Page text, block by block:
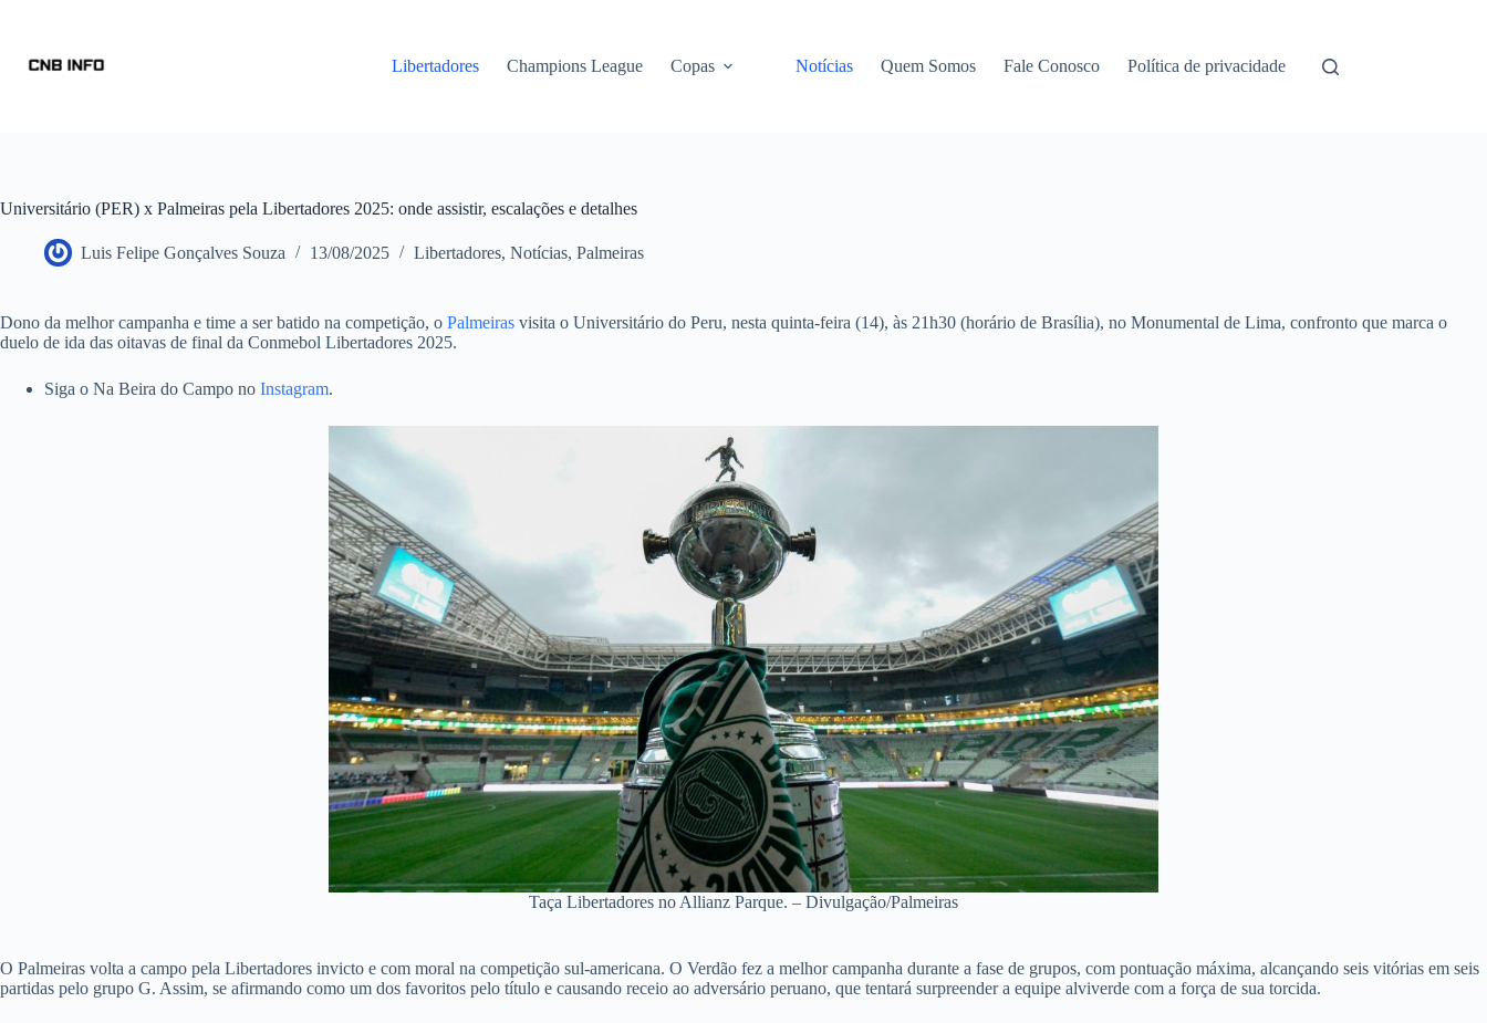
Libertadores Champions League Copas Notícias Quem Somos Fale Conosco Política de privacidade
Universitário (PER) x Palmeiras pela Libertadores 2025: onde assistir, escalações e detalhes
Luis Felipe Gonçalves Souza 13/08/2025 Libertadores, Notícias, Palmeiras
Dono da melhor campanha e time a ser batido na competição, o Palmeiras visita o Universitário do Peru, nesta quinta-feira (14), às 21h30 (horário de Brasília), no Monumental de Lima, confronto que marca o
duelo de ida das oitavas de final da Conmebol Libertadores 2025.
Siga o Na Beira do Campo no Instagram.
Taça Libertadores no Allianz Parque. – Divulgação/Palmeiras
O Palmeiras volta a campo pela Libertadores invicto e com moral na competição sul-americana. O Verdão fez a melhor campanha durante a fase de grupos, com pontuação máxima, alcançando seis vitórias em seis
partidas pelo grupo G. Assim, se afirmando como um dos favoritos pelo título e causando receio ao adversário peruano, que tentará surpreender a equipe alviverde com a força de sua torcida.